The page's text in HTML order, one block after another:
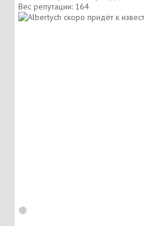
Вес репутации: 164